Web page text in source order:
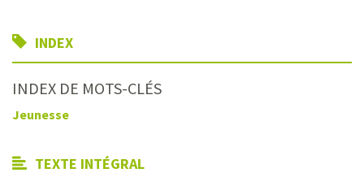
INDEX
INDEX DE MOTS-CLÉS
Jeunesse
TEXTE INTÉGRAL